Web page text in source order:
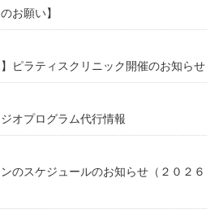
お願い】
ピラティスクリニック開催のお知らせ
オプログラム代行情報
のスケジュールのお知らせ（２０２６